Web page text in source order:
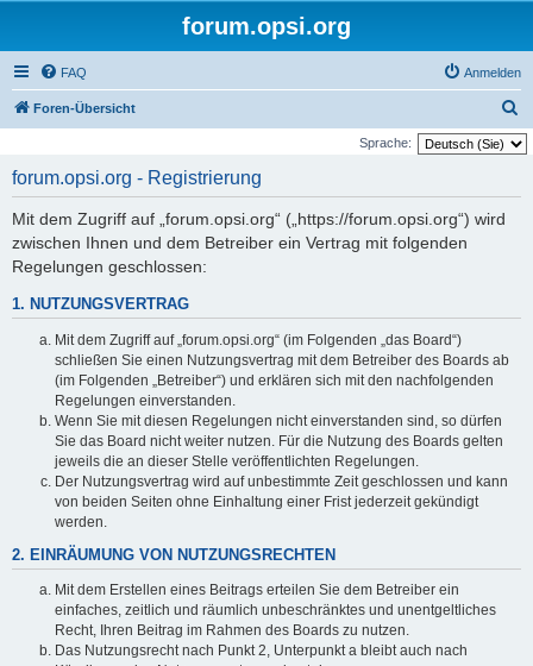
forum.opsi.org
FAQ Anmelden
Foren-Übersicht
u
Sprache:
forum.opsi.org - Registrierung
Mit dem Zugriff auf „forum.opsi.org“ („https://forum.opsi.org“) wird
zwischen Ihnen und dem Betreiber ein Vertrag mit folgenden
Regelungen geschlossen:
1. NUTZUNGSVERTRAG
Mit dem Zugriff auf „forum.opsi.org“ (im Folgenden „das Board“)
schließen Sie einen Nutzungsvertrag mit dem Betreiber des Boards ab
(im Folgenden „Betreiber“) und erklären sich mit den nachfolgenden
Regelungen einverstanden.
Wenn Sie mit diesen Regelungen nicht einverstanden sind, so dürfen
Sie das Board nicht weiter nutzen. Für die Nutzung des Boards gelten
jeweils die an dieser Stelle veröffentlichten Regelungen.
Der Nutzungsvertrag wird auf unbestimmte Zeit geschlossen und kann
von beiden Seiten ohne Einhaltung einer Frist jederzeit gekündigt
werden.
2. EINRÄUMUNG VON NUTZUNGSRECHTEN
Mit dem Erstellen eines Beitrags erteilen Sie dem Betreiber ein
einfaches, zeitlich und räumlich unbeschränktes und unentgeltliches
Recht, Ihren Beitrag im Rahmen des Boards zu nutzen.
Das Nutzungsrecht nach Punkt 2, Unterpunkt a bleibt auch nach